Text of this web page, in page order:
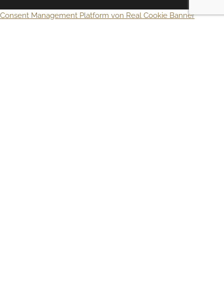
Consent Management Platform von Real Cookie Banner